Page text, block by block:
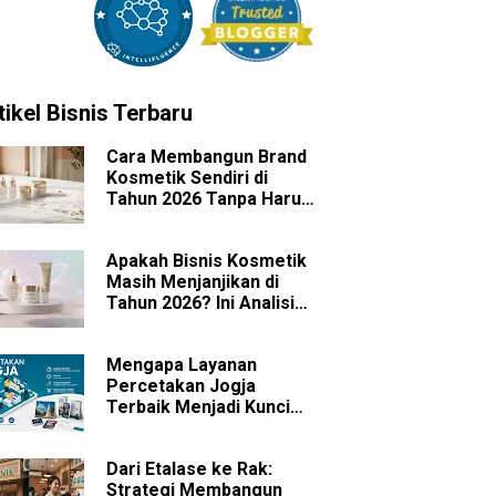
Bisnis Terbaru
Cara Membangun Brand
Kosmetik Sendiri di
Tahun 2026 Tanpa Harus
Apakah Bisnis Kosmetik
Masih Menjanjikan di
Tahun 2026? Ini Analisis
Mengapa Layanan
Percetakan Jogja
Terbaik Menjadi Kunci
Dari Etalase ke Rak:
Strategi Membangun